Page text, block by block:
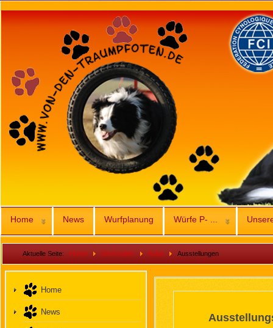
Home News Wurfplanung Würfe P- ...
Aktuelle Seite: Home Deckrüden Kuba Ausstellungen
Home
News